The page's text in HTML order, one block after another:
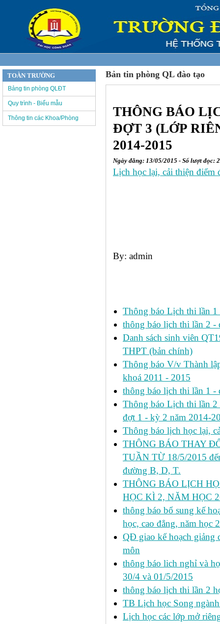
Bản tin phòng QL đào tạo
THÔNG BÁO
ĐỢT 3 (LỚP
2014-2015
Ngày đăng: 13/05/2015 - Số lượt đọc:
Lịch học lại, cải thiện điểm
By: admin
Thông báo Lịch thi lần
thông báo lịch thi lần 2 -
Danh sách sinh viên
THPT (bản chính)
Thông báo V/v Thành
khoá 2011 - 2015
thông báo lịch thi lần 1 -
Thông báo Lịch thi lần 2
đợt 1 - kỳ 2 năm 2014-
Thông báo lịch học lại,
THÔNG BÁO THAY
TUẦN TỪ 18/5/2015
đường B, D, T.
THÔNG BÁO LỊCH
HỌC KÌ 2, NĂM HỌC
thông báo bổ sung kế
học, cao đẳng, năm học
QĐ giao kế hoạch giảng
môn
thông báo lich nghỉ và
30/4 và 01/5/2015
thông báo lịch thi lần 2
TB Lịch học Song
Lịch học các lớp mở
TOÀN TRƯỜNG
Bảng tin phòng QLĐT
Quy trình - Biểu mẫu
Thông tin các Khoa/Phòng